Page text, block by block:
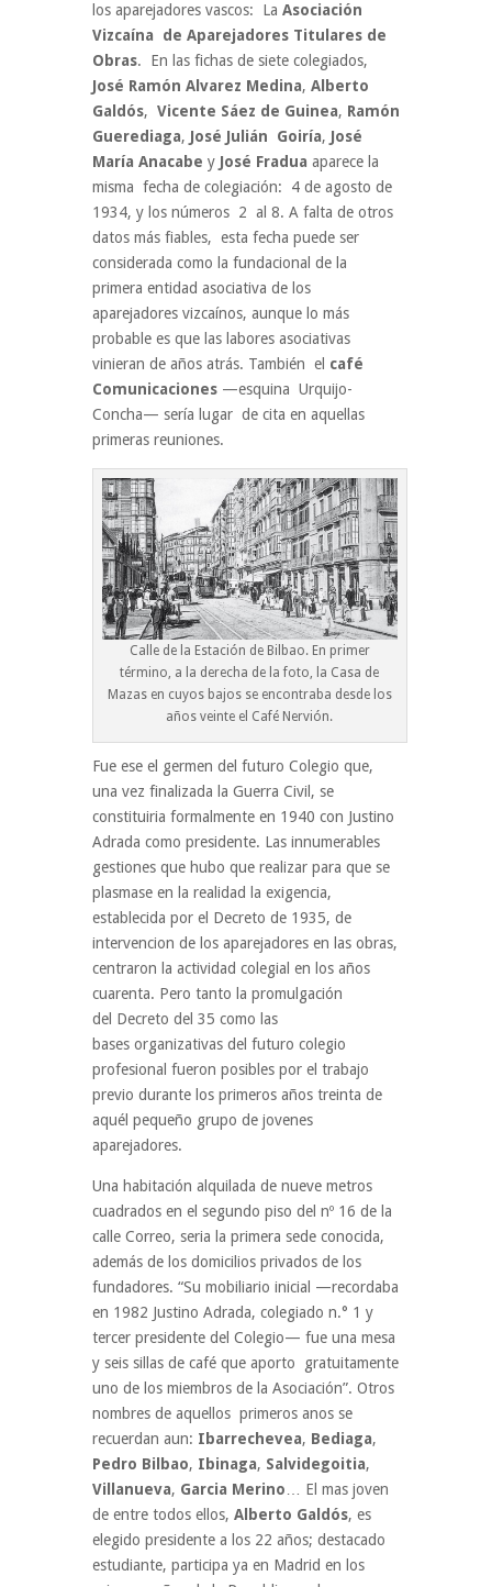
los aparejadores vascos: La Asociación
Vizcaína de Aparejadores Titulares de
Obras. En las fichas de siete colegiados,
José Ramón Alvarez Medina, Alberto
Galdós, Vicente Sáez de Guinea, Ramón
Guerediaga, José Julián Goiría, José
María Anacabe y José Fradua aparece la
misma fecha de colegiación: 4 de agosto de
1934, y los números 2 al 8. A falta de otros
datos más fiables, esta fecha puede ser
considerada como la fundacional de la
primera entidad asociativa de los
aparejadores vizcaínos, aunque lo más
probable es que las labores asociativas
vinieran de años atrás. También el café
Comunicaciones —esquina Urquijo-
Concha— sería lugar de cita en aquellas
primeras reuniones.
Calle de la Estación de Bilbao. En primer
término, a la derecha de la foto, la Casa de
Mazas en cuyos bajos se encontraba desde los
años veinte el Café Nervión.
Fue ese el germen del futuro Colegio que,
una vez finalizada la Guerra Civil, se
constituiria formalmente en 1940 con Justino
Adrada como presidente. Las innumerables
gestiones que hubo que realizar para que se
plasmase en la realidad la exigencia,
establecida por el Decreto de 1935, de
intervencion de los aparejadores en las obras,
centraron la actividad colegial en los años
cuarenta. Pero tanto la promulgación
del Decreto del 35 como las
bases organizativas del futuro colegio
profesional fueron posibles por el trabajo
previo durante los primeros años treinta de
aquél pequeño grupo de jovenes
aparejadores.
Una habitación alquilada de nueve metros
cuadrados en el segundo piso del nº 16 de la
calle Correo, seria la primera sede conocida,
además de los domicilios privados de los
fundadores. “Su mobiliario inicial —recordaba
en 1982 Justino Adrada, colegiado n.° 1 y
tercer presidente del Colegio— fue una mesa
y seis sillas de café que aporto gratuitamente
uno de los miembros de la Asociación”. Otros
nombres de aquellos primeros anos se
recuerdan aun: Ibarrechevea, Bediaga,
Pedro Bilbao, Ibinaga, Salvidegoitia,
Villanueva, Garcia Merino… El mas joven
de entre todos ellos, Alberto Galdós, es
elegido presidente a los 22 años; destacado
estudiante, participa ya en Madrid en los